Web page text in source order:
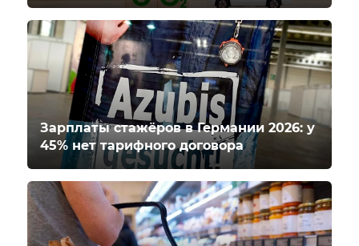
Зарплаты стажёров в Германии 2026: у
45% нет тарифного договора